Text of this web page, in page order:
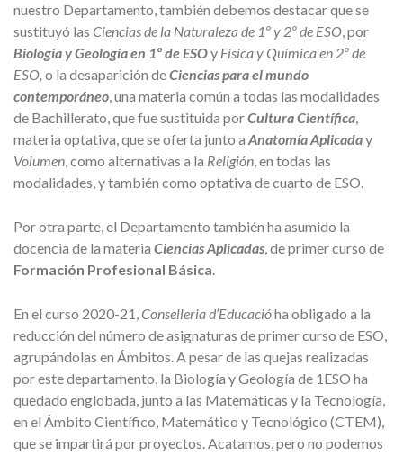
nuestro Departamento, también debemos destacar que se
sustituyó las Ciencias de la Naturaleza de 1º y 2º de ESO, por
Biología y Geología en 1º de ESOy Física y Química en 2º de
ESO, o la desaparición deCiencias para el mundo
contemporáneo, una materia común a todas las modalidades
de Bachillerato, que fue sustituida porCultura Científica,
materia optativa, que se oferta junto a Anatomía Aplicaday
Volumen, como alternativas a la Religión, en todas las
modalidades, y también como optativa de cuarto de ESO.
Por otra parte, el Departamento también ha asumido la
docencia de la materia Ciencias Aplicadas, de primer curso de
Formación Profesional Básica.
En el curso 2020-21,Conselleria d’Educacióha obligado a la
reducción del número de asignaturas de primer curso de ESO,
agrupándolas en Ámbitos. A pesar de las quejas realizadas
por este departamento, la Biología y Geología de 1ESO ha
quedado englobada, junto a las Matemáticas y la Tecnología,
en el Ámbito Científico, Matemático y Tecnológico (CTEM),
que se impartirá por proyectos. Acatamos, pero no podemos